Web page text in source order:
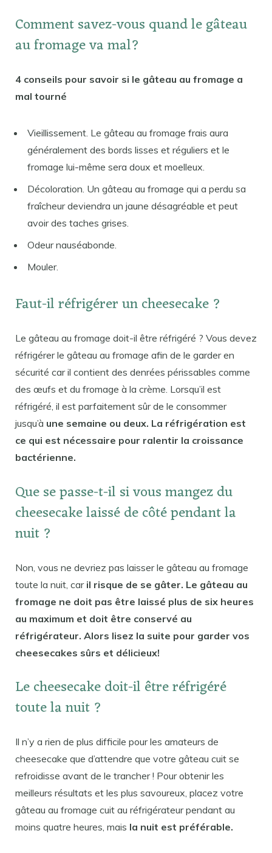
Comment savez-vous quand le gâteau
au fromage va mal?
4 conseils pour savoir si le gâteau au fromage a
mal tourné
Vieillissement. Le gâteau au fromage frais aura
généralement des bords lisses et réguliers et le
fromage lui-même sera doux et moelleux.
Décoloration. Un gâteau au fromage qui a perdu sa
fraîcheur deviendra un jaune désagréable et peut
avoir des taches grises.
Odeur nauséabonde.
Mouler.
Faut-il réfrigérer un cheesecake ?
Le gâteau au fromage doit-il être réfrigéré ? Vous devez
réfrigérer le gâteau au fromage afin de le garder en
sécurité car il contient des denrées périssables comme
des œufs et du fromage à la crème. Lorsqu’il est
réfrigéré, il est parfaitement sûr de le consommer
jusqu’à une semaine ou deux. La réfrigération est
ce qui est nécessaire pour ralentir la croissance
bactérienne.
Que se passe-t-il si vous mangez du
cheesecake laissé de côté pendant la
nuit ?
Non, vous ne devriez pas laisser le gâteau au fromage
toute la nuit, car il risque de se gâter. Le gâteau au
fromage ne doit pas être laissé plus de six heures
au maximum et doit être conservé au
réfrigérateur. Alors lisez la suite pour garder vos
cheesecakes sûrs et délicieux!
Le cheesecake doit-il être réfrigéré
toute la nuit ?
Il n’y a rien de plus difficile pour les amateurs de
cheesecake que d’attendre que votre gâteau cuit se
refroidisse avant de le trancher ! Pour obtenir les
meilleurs résultats et les plus savoureux, placez votre
gâteau au fromage cuit au réfrigérateur pendant au
moins quatre heures, mais la nuit est préférable.